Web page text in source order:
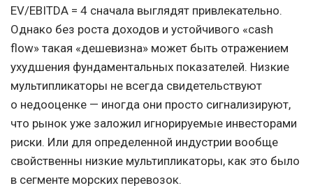
EV/EBITDA = 4 сначала выглядят привлекательно.
Однако без роста доходов и устойчивого «cash
flow» такая «дешевизна» может быть отражением
ухудшения фундаментальных показателей. Низкие
мультипликаторы не всегда свидетельствуют
о недооценке — иногда они просто сигнализируют,
что рынок уже заложил игнорируемые инвесторами
риски. Или для определенной индустрии вообще
свойственны низкие мультипликаторы, как это было
в сегменте морских перевозок.